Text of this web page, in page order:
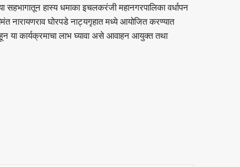
हास्य धमाका इचलकरंजी महानगरपालिका वर्धापन
नारायणराव घोरपडे नाट्यगृहात मध्ये आयोजित करण्यात
या कार्यक्रमाचा लाभ घ्यावा असे आवाहन आयुक्त तथा